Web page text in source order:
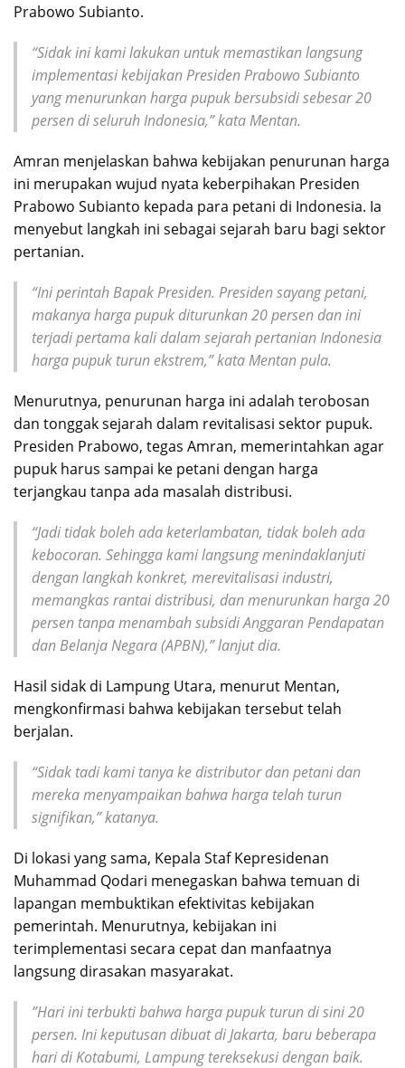
Prabowo Subianto.
“Sidak ini kami lakukan untuk memastikan langsung
implementasi kebijakan Presiden Prabowo Subianto
yang menurunkan harga pupuk bersubsidi sebesar 20
persen di seluruh Indonesia,” kata Mentan.
Amran menjelaskan bahwa kebijakan penurunan harga
ini merupakan wujud nyata keberpihakan Presiden
Prabowo Subianto kepada para petani di Indonesia. Ia
menyebut langkah ini sebagai sejarah baru bagi sektor
pertanian.
“Ini perintah Bapak Presiden. Presiden sayang petani,
makanya harga pupuk diturunkan 20 persen dan ini
terjadi pertama kali dalam sejarah pertanian Indonesia
harga pupuk turun ekstrem,” kata Mentan pula.
Menurutnya, penurunan harga ini adalah terobosan
dan tonggak sejarah dalam revitalisasi sektor pupuk.
Presiden Prabowo, tegas Amran, memerintahkan agar
pupuk harus sampai ke petani dengan harga
terjangkau tanpa ada masalah distribusi.
“Jadi tidak boleh ada keterlambatan, tidak boleh ada
kebocoran. Sehingga kami langsung menindaklanjuti
dengan langkah konkret, merevitalisasi industri,
memangkas rantai distribusi, dan menurunkan harga 20
persen tanpa menambah subsidi Anggaran Pendapatan
dan Belanja Negara (APBN),” lanjut dia.
Hasil sidak di Lampung Utara, menurut Mentan,
mengkonfirmasi bahwa kebijakan tersebut telah
berjalan.
“Sidak tadi kami tanya ke distributor dan petani dan
mereka menyampaikan bahwa harga telah turun
signifikan,” katanya.
Di lokasi yang sama, Kepala Staf Kepresidenan
Muhammad Qodari menegaskan bahwa temuan di
lapangan membuktikan efektivitas kebijakan
pemerintah. Menurutnya, kebijakan ini
terimplementasi secara cepat dan manfaatnya
langsung dirasakan masyarakat.
”Hari ini terbukti bahwa harga pupuk turun di sini 20
persen. Ini keputusan dibuat di Jakarta, baru beberapa
hari di Kotabumi, Lampung tereksekusi dengan baik.